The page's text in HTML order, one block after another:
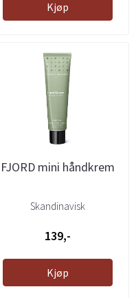
Kjøp
FJORD mini håndkrem
Skandinavisk
139,-
Kjøp